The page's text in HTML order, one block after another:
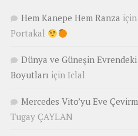
Hem Kanepe Hem Ranza için
Portakal
Dünya ve Güneşin Evrendeki
Boyutları için Iclal
Mercedes Vito’yu Eve
Tugay ÇAYLAN